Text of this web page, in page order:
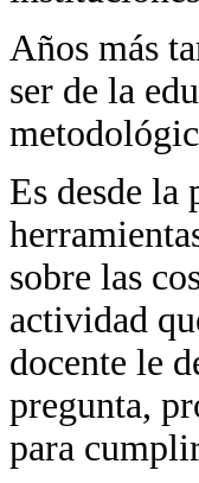
Años más
ser de la
Es desde la
sobre las
actividad
docente le
pregunta,
para